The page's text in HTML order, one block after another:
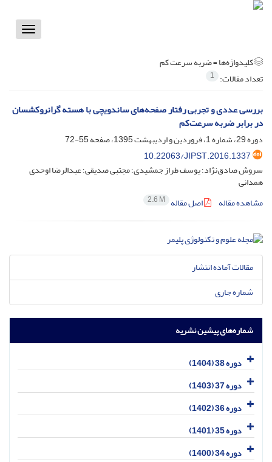
Toggle
کلیدواژه‌ها =ضربه سرعت کم
تعداد مقالات: 1
بررسی عددی و تجربی رفتار صفحه‌های ساندویچی با هسته گرانروکشسان
در برابر ضربه سرعت‌کم
دوره 29، شماره 1، فروردین و اردیبهشت 1395، صفحه
55-72
10.22063/JIPST.2016.1337
سروش صادق‌نژاد؛ یوسف طراز جمشیدی؛ مجتبی صدیقی؛ عبدالرضا اوحدی
همدانی
مشاهده مقاله
اصل مقاله 2.6 M
مقالات آماده انتشار
شماره جاری
شماره‌های پیشین نشریه
دوره 38 (1404)
دوره 37 (1403)
دوره 36 (1402)
دوره 35 (1401)
دوره 34 (1400)